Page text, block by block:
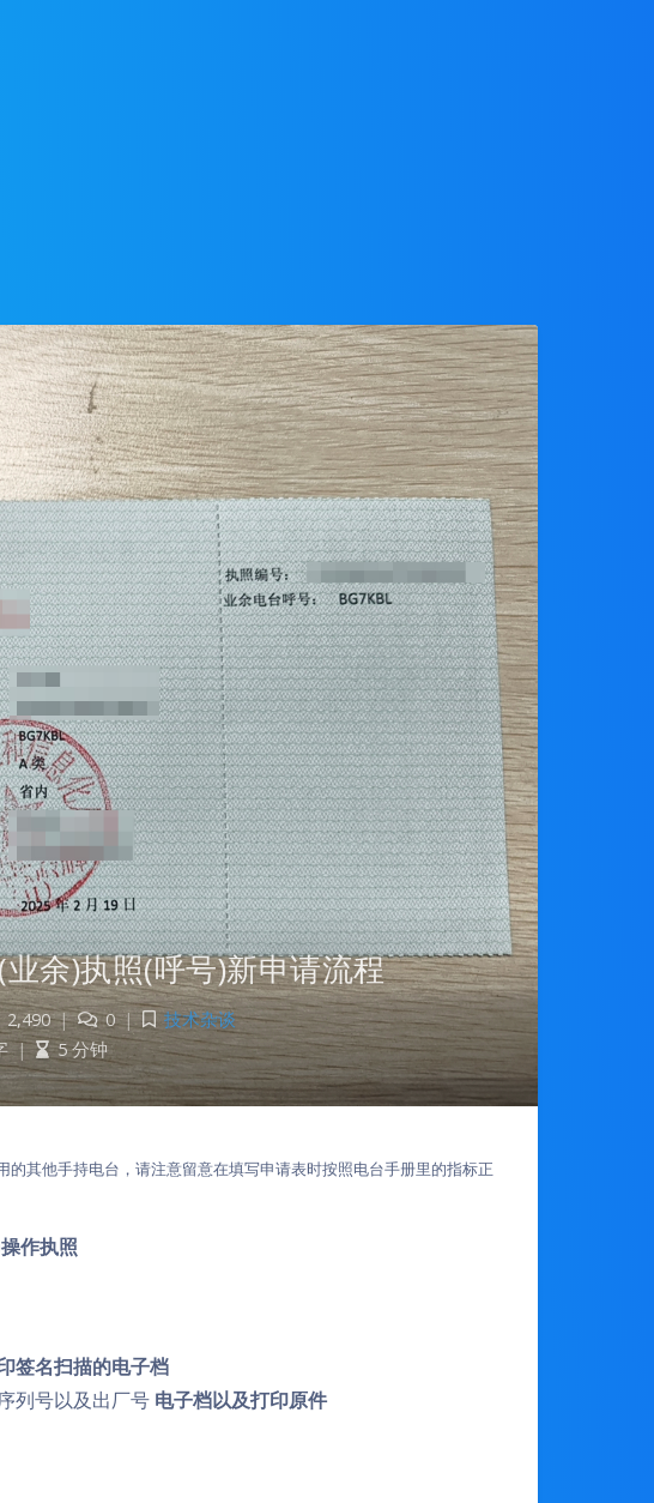
余)执照(呼号)新申请流程
2,490 | 0 |
技术杂谈
| 5 分钟
其他手持电台，请注意留意在填写申请表时按照电台手册里的指标正
作执照
签名扫描的电子档
列号以及出厂号 电子档以及打印原件